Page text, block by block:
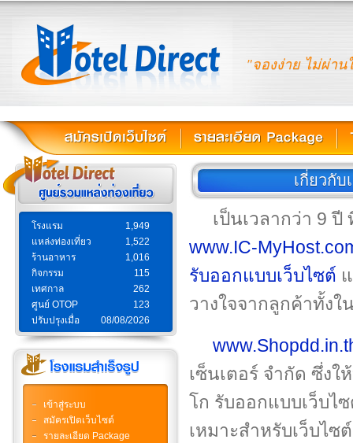
"จองง่าย ไม่ผ่าน
โรงแรม
1,949
แหล่งท่องเที่ยว
1,522
ร้านอาหาร
1,016
กิจกรรม
115
เทศกาล
262
ศูนย์ OTOP
123
ปรับปรุงเมื่อ
08/08/2026
เข้าสู่ระบบ
สมัครเปิดเว็บไซต์
รายละเอียด Package
เกี่ยวกับ
เป็นเวลากว่า 9
www.IC-
รับออกแบบเว็บไซต์
วางใจจากลูกค้าทั้ง
เซ็นเตอร์ จำกัด ซึ่งใ
โก รับออกแบบเว็บไ
เหมาะสำหรับเว็บไซ